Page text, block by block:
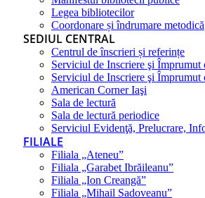
Legea bibliotecilor
Coordonare și îndrumare metodică
SEDIUL CENTRAL
Centrul de înscrieri și referințe
Serviciul de Inscriere şi
Serviciul de Inscriere şi
American Corner Iaşi
Sala de lectură
Sala de lectură periodice
Serviciul Evidenţă, Prelucrare,
FILIALE
Filiala „Ateneu”
Filiala „Garabet Ibrăileanu”
Filiala „Ion Creangă”
Filiala „Mihail Sadoveanu”